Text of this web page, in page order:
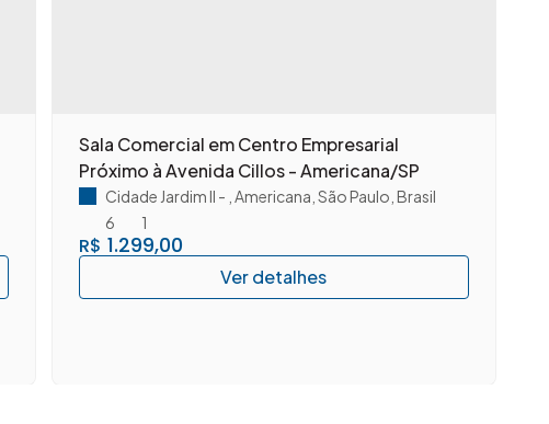
Sala Comercial em Centro Empresarial
Próximo à Avenida Cillos - Americana/SP
R$ 1.299,00
Cidade Jardim II Americana São Paulo Brasil
6
1